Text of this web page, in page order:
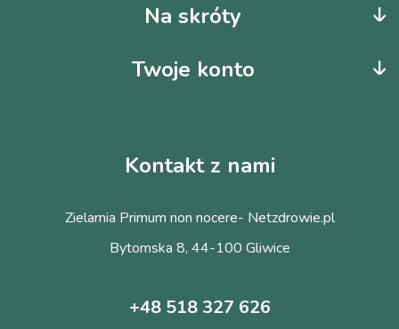
Na skróty
Twoje konto
Kontakt z nami
Zielarnia Primum non nocere- Netzdrowie.pl
Bytomska 8, 44-100 Gliwice
+48 518 327 626